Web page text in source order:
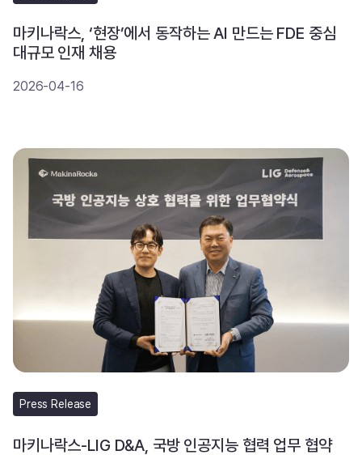
마키나락스, ‘현장’에서 동작하는 AI 만드는 FDE 중심
대규모 인재 채용
2026-04-16
Press Release
마키나락스-LIG D&A, 국방 인공지능 협력 업무 협약